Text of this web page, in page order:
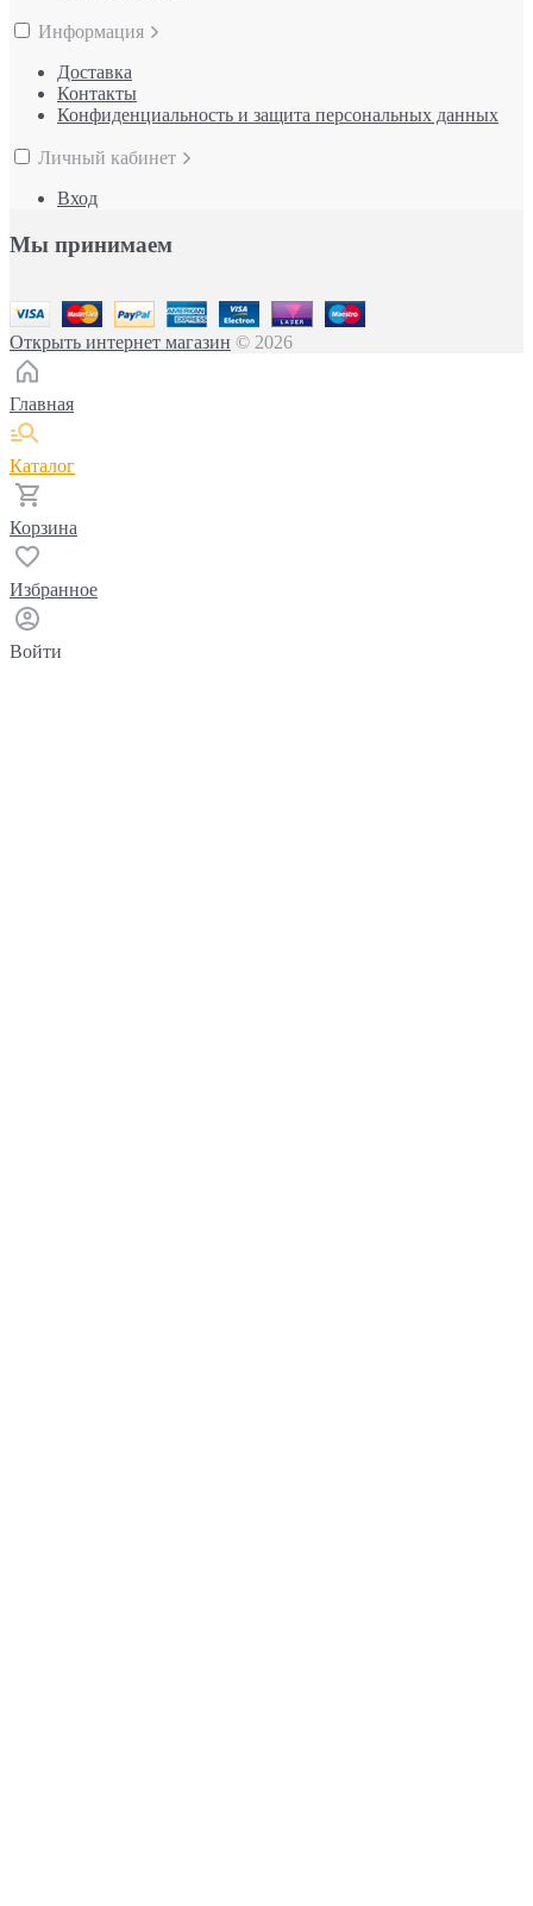
Информация
Доставка
Контакты
Конфиденциальность и защита персональных данных
Личный кабинет
Вход
Мы принимаем
Открыть интернет магазин © 2026
Главная
Каталог
Корзина
Избранное
Войти